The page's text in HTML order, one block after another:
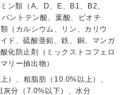
ン類（A、D、E、B1、B2、
ントテン酸、葉酸、ビオチ
（カルシウム、リン、カリウ
ド、硫酸亜鉛、鉄、銅、マンガ
化防止剤（ミックストコフェロ
リー抽出物）
）、粗脂肪（10.0%以上）、
灰分（7.0%以下）、水分